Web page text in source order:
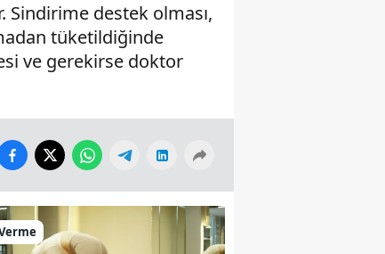
Sindirime destek olması,
tüketildiğinde
ve gerekirse doktor